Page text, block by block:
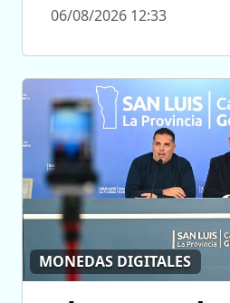
06/08/2026 12:33
MONEDAS DIGITALES